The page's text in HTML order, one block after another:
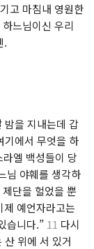
고 마침내 영원한
느님이신 우리
.
밤을 지내는데 갑
기에서 무엇을 하
엘 백성들이 당
님 야훼를 생각하
단을 헐었을 뿐
예언자라고는
습니다.” 11 다시
산 위에 서 있거